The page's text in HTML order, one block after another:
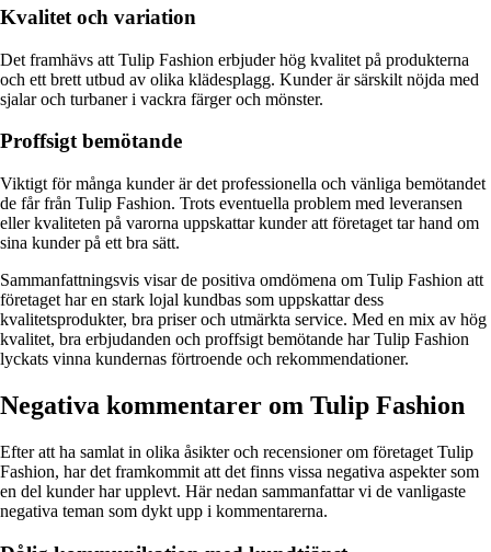
Kvalitet och variation
Det framhävs att Tulip Fashion erbjuder hög kvalitet på produkterna
och ett brett utbud av olika klädesplagg. Kunder är särskilt nöjda med
sjalar och turbaner i vackra färger och mönster.
Proffsigt bemötande
Viktigt för många kunder är det professionella och vänliga bemötandet
de får från Tulip Fashion. Trots eventuella problem med leveransen
eller kvaliteten på varorna uppskattar kunder att företaget tar hand om
sina kunder på ett bra sätt.
Sammanfattningsvis visar de positiva omdömena om Tulip Fashion att
företaget har en stark lojal kundbas som uppskattar dess
kvalitetsprodukter, bra priser och utmärkta service. Med en mix av hög
kvalitet, bra erbjudanden och proffsigt bemötande har Tulip Fashion
lyckats vinna kundernas förtroende och rekommendationer.
Negativa kommentarer om Tulip Fashion
Efter att ha samlat in olika åsikter och recensioner om företaget Tulip
Fashion, har det framkommit att det finns vissa negativa aspekter som
en del kunder har upplevt. Här nedan sammanfattar vi de vanligaste
negativa teman som dykt upp i kommentarerna.